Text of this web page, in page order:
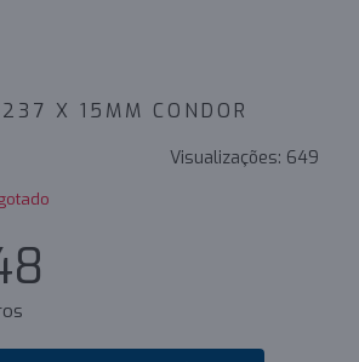
X 15MM CONDOR
Visualizações: 649